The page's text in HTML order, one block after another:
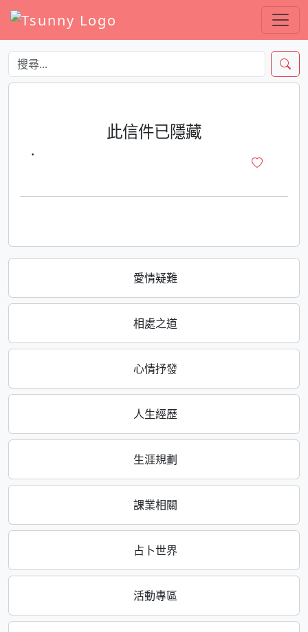
愛情疑難
相處之道
心情抒發
人生經歷
生涯規劃
課業相關
占卜世界
活動專區
此信件已隱藏
·